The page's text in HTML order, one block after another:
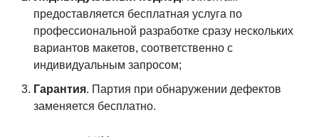
предоставляется бесплатная услуга по
профессиональной разработке сразу нескольких
вариантов макетов, соответственно с
индивидуальным запросом;
Гарантия. Партия при обнаружении дефектов
заменяется бесплатно.